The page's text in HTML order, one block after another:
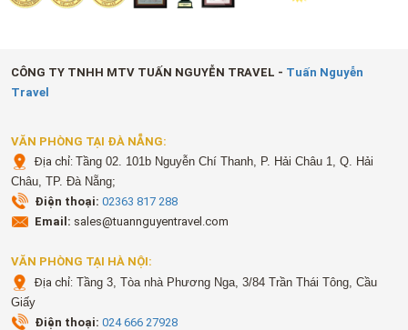
CÔNG TY TNHH MTV TUẤN NGUYỄN TRAVEL - Tuấn Nguyễn
Travel
VĂN PHÒNG TẠI ĐÀ NẴNG:
Địa chỉ:Tầng 02. 101b Nguyễn Chí Thanh, P. Hải Châu 1, Q. Hải
Châu, TP. Đà Nẵng;
Điện thoại: 02363 817 288
Email: sales@tuannguyentravel.com
VĂN PHÒNG TẠI HÀ NỘI:
Địa chỉ: Tầng 3, Tòa nhà Phương Nga, 3/84 Trần Thái Tông, Cầu
Giấy
Điện thoại: 024 666 27928